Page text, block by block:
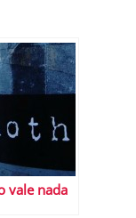
vale nada